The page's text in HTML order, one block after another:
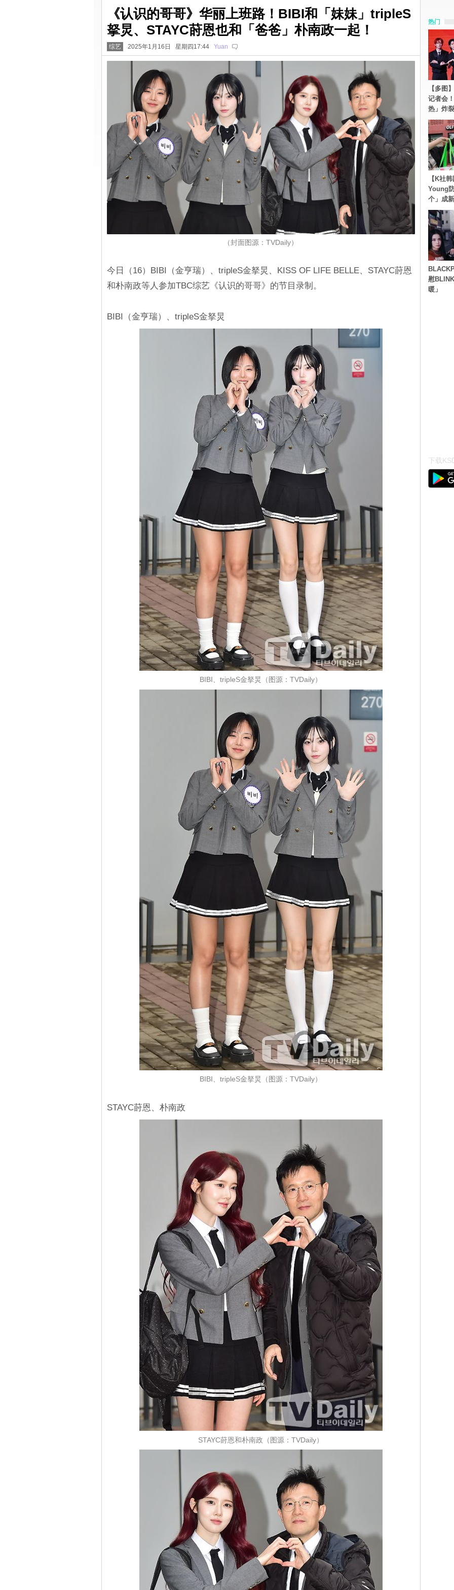
《认识的哥哥》华丽上班路！BIBI和「妹妹」tripleS
拏炅、STAYC莳恩也和「爸爸」朴南政一起！
综艺 2025年1月16日 星期四17:44 Yuan
（封面图源：TVDaily）
今日（16）BIBI（金亨瑞）、tripleS金拏炅、KISS OF LIFE BELLE、STAYC莳恩
和朴南政等人参加TBC综艺《认识的哥哥》的节目录制。
BIBI（金亨瑞）、tripleS金拏炅
BIBI、tripleS金拏炅（图源：TVDaily）
BIBI、tripleS金拏炅（图源：TVDaily）
STAYC莳恩、朴南政
STAYC莳恩和朴南政（图源：TVDaily）
热门
【多图
记者会
热」炸
【K社
Young
个」成
慰
暖」
下载